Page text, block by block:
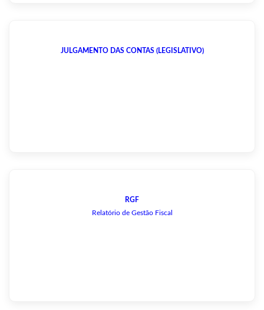
JULGAMENTO DAS CONTAS (LEGISLATIVO)
RGF
Relatório de Gestão Fiscal